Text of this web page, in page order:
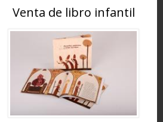
Venta de libro infantil